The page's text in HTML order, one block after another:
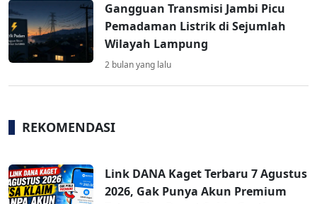
Gangguan Transmisi Jambi Picu
Pemadaman Listrik di Sejumlah
Wilayah Lampung
2 bulan yang lalu
REKOMENDASI
Link DANA Kaget Terbaru 7 Agustus
2026, Gak Punya Akun Premium